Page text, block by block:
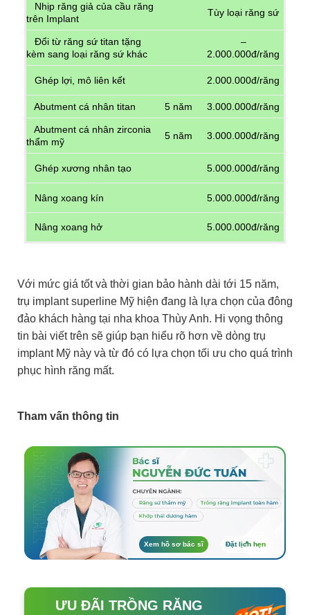
Nhịp răng giả của cầu răng
trên Implant
Tùy loại răng sứ
Đổi từ răng sứ titan tặng
kèm sang loại răng sứ khác
–
2.000.000đ/răng
Ghép lợi, mô liên kết 2.000.000đ/răng
Abutment cá nhân titan 5 năm 3.000.000đ/răng
Abutment cá nhân zirconia
thẩm mỹ
5 năm 3.000.000đ/răng
Ghép xương nhân tạo 5.000.000đ/răng
Nâng xoang kín 5.000.000đ/răng
Nâng xoang hở 5.000.000đ/răng
Với mức giá tốt và thời gian bảo hành dài tới 15 năm,
trụ implant superline Mỹ hiện đang là lựa chọn của đông
đảo khách hàng tại nha khoa Thùy Anh. Hi vọng thông
tin bài viết trên sẽ giúp bạn hiểu rõ hơn về dòng trụ
implant Mỹ này và từ đó có lựa chọn tối ưu cho quá trình
phục hình răng mất.
Tham vấn thông tin
Xem hồ sơ bác sĩ Đặt lịch hẹn
ƯU ĐÃI TRỒNG RĂNG